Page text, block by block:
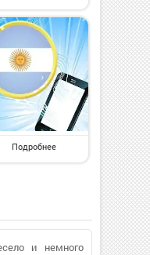
Подробнее
и немного